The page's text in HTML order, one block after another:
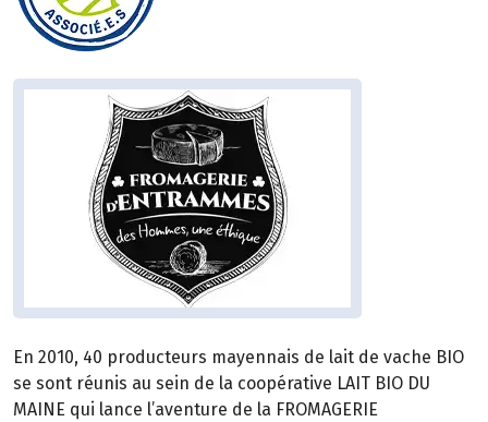
En 2010, 40 producteurs mayennais de lait de vache BIO
se sont réunis au sein de la coopérative LAIT BIO DU
MAINE qui lance l’aventure de la FROMAGERIE